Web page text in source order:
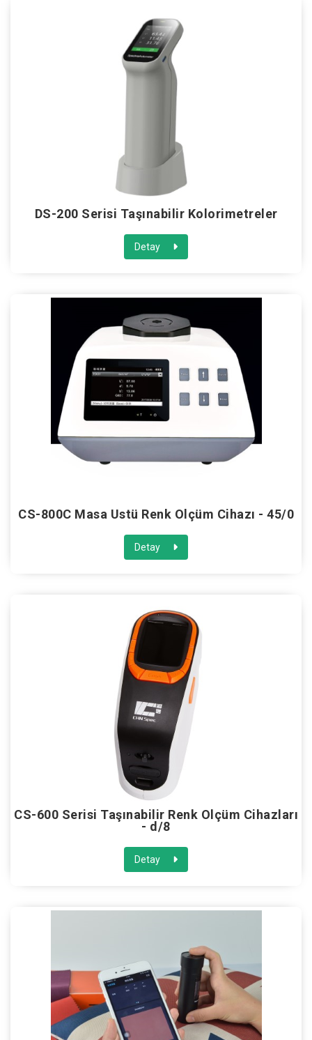
DS-200 Serisi Taşınabilir Kolorimetreler
Detay
CS-800C Masa Üstü Renk Ölçüm Cihazı - 45/0
Detay
CS-600 Serisi Taşınabilir Renk Ölçüm Cihazları
- d/8
Detay